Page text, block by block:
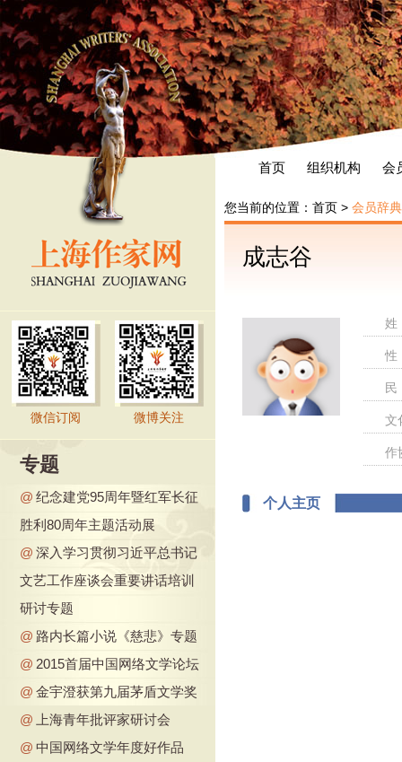
首页 组织机构 会
微信订阅 微博关注
专题
@ 纪念建党95周年暨红军长征
胜利80周年主题活动展
@ 深入学习贯彻习近平总书记
文艺工作座谈会重要讲话培训
研讨专题
@ 路内长篇小说《慈悲》专题
@ 2015首届中国网络文学论坛
@ 金宇澄获第九届茅盾文学奖
@
上海青年批评家研讨会
@ 中国网络文学年度好作品
您当前的位置： 首页 > 会员辞典
成志谷
文
作
个人主页